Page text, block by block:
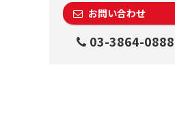
お問い合わせ
03-3864-0888